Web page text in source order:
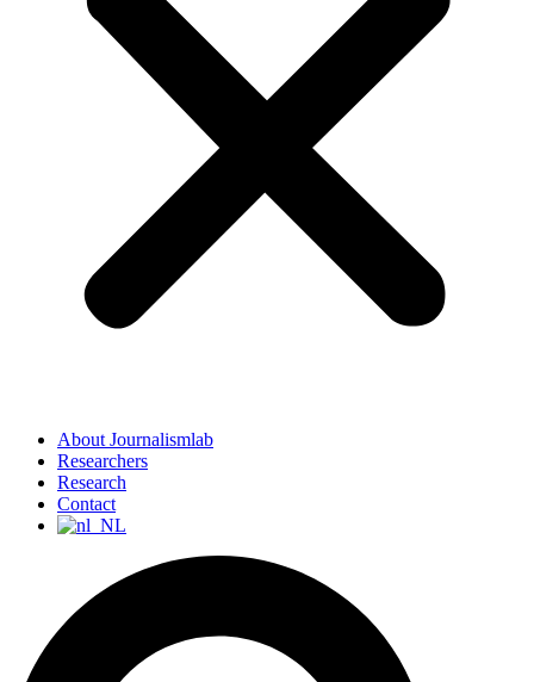
About Journalismlab
Researchers
Research
Contact